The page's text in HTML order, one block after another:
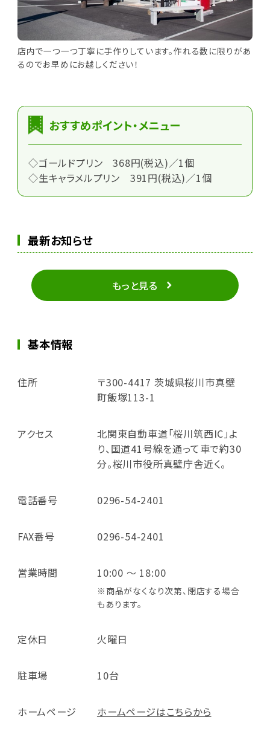
店内で一つ一つ丁寧に手作りしています。作れる数に限りがあ
るのでお早めにお越しください！
おすすめポイント・メニュー
◇ゴールドプリン 368円(税込)／1個
◇生キャラメルプリン 391円(税込)／1個
最新お知らせ
もっと見る
基本情報
住所
〒300-4417 茨城県桜川市真壁
町飯塚113-1
アクセス
北関東自動車道「桜川筑西IC」よ
り、国道41号線を通って車で約30
分。桜川市役所真壁庁舎近く。
電話番号 0296-54-2401
FAX番号 0296-54-2401
営業時間 10:00 ～ 18:00
※商品がなくなり次第、閉店する場合
もあります。
定休日 火曜日
駐車場 10台
ホームページ ホームページはこちらから